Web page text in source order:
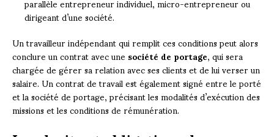
dirigeant d’une société.
Un travailleur indépendant qui remplit ces conditions peut alors
conclure un contrat avec unesociété de portage, qui sera
chargée de gérer sa relation avec ses clients et de lui verser un
salaire. Un contrat de travail est également signé entre le porté
et la société de portage, précisant les modalités d’exécution des
missions et les conditions de rémunération.